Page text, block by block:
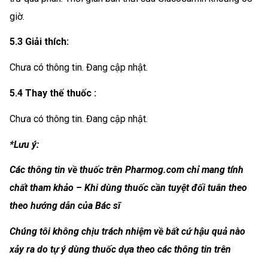
giờ.
5.3 Giải thích:
Chưa có thông tin. Đang cập nhật.
5.4 Thay thế thuốc :
Chưa có thông tin. Đang cập nhật.
*Lưu ý:
Các thông tin về thuốc trên Pharmog.com chỉ mang tính
chất tham khảo – Khi dùng thuốc cần tuyệt đối tuân theo
theo hướng dẫn của Bác sĩ
Chúng tôi không chịu trách nhiệm về bất cứ hậu quả nào
xảy ra do tự ý dùng thuốc dựa theo các thông tin trên